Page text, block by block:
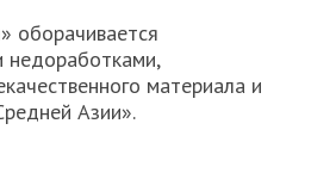
оборачивается
недоработками,
материала и
Азии».